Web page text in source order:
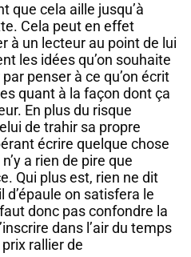
que cela aille jusqu’à
Cela peut en effet
à un lecteur au point de lui
les idées qu’on souhaite
penser à ce qu’on écrit
quant à la façon dont ça
En plus du risque
de trahir sa propre
écrire quelque chose
a rien de pire que
Qui plus est, rien ne dit
d’épaule on satisfera le
donc pas confondre la
dans l’air du temps
rallier de